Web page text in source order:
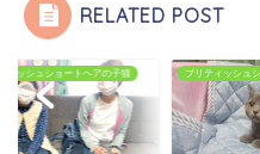
RELATED POST
ィッシュショートヘアの子猫 ブリティッシュ